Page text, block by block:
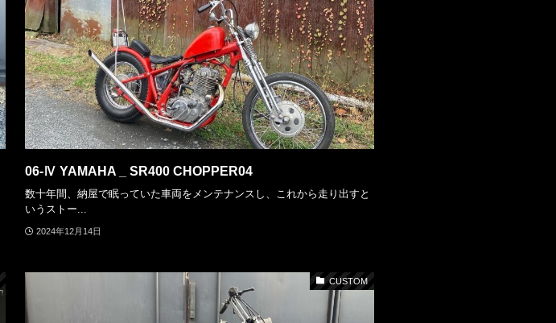
06-Ⅳ YAMAHA _ SR400 CHOPPER04
数十年間、納屋で眠っていた車両をメンテナンスし、これから走り出すと
いうストー...
2024年12月14日
CUSTOM